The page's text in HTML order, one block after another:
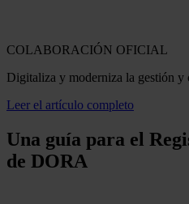
COLABORACIÓN OFICIAL
Digitaliza y moderniza la gestión
Leer el artículo completo
Una guía para el
de DORA